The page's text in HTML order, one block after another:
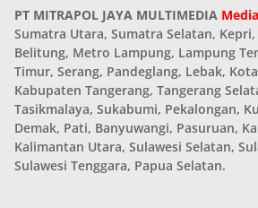
PT MITRAPOL JAYA MULTIMEDIA
Sumatra Utara, Sumatra Selatan, Kepri,
Belitung, Metro Lampung, Lampung
Timur, Serang, Pandeglang, Lebak,
Kabupaten Tangerang, Tangerang
Tasikmalaya, Sukabumi, Pekalongan,
Demak, Pati, Banyuwangi, Pasuruan,
Kalimantan Utara, Sulawesi Selatan,
Sulawesi Tenggara, Papua Selatan.